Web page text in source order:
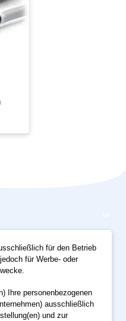
für den Betrieb
für Werbe- oder
Ihre personenbezogenen
ausschließlich
und zur